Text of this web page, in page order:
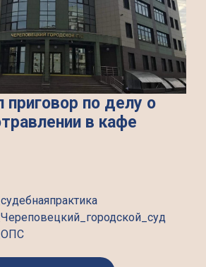
приговор по делу о
в кафе